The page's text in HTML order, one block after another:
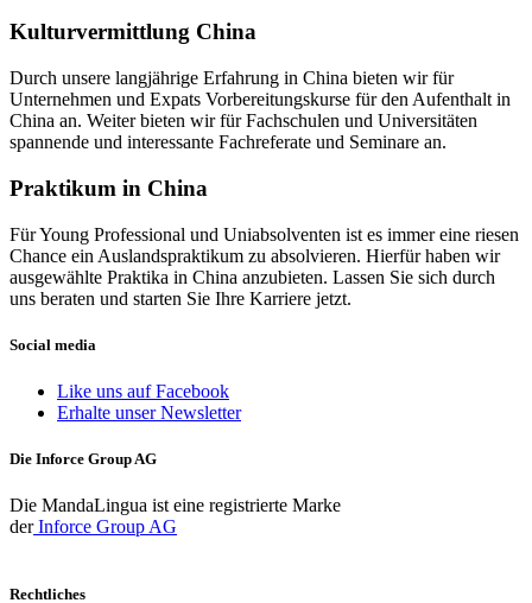
Kulturvermittlung China
Durch unsere langjährige Erfahrung in China bieten wir für
Unternehmen und Expats Vorbereitungskurse für den Aufenthalt in
China an. Weiter bieten wir für Fachschulen und Universitäten
spannende und interessante Fachreferate und Seminare an.
Praktikum in China
Für Young Professional und Uniabsolventen ist es immer eine riesen
Chance ein Auslandspraktikum zu absolvieren. Hierfür haben wir
ausgewählte Praktika in China anzubieten. Lassen Sie sich durch
uns beraten und starten Sie Ihre Karriere jetzt.
Social media
Like uns auf Facebook
Erhalte unser Newsletter
Die Inforce Group AG
Die MandaLingua ist eine registrierte Marke
derInforce Group AG
Rechtliches